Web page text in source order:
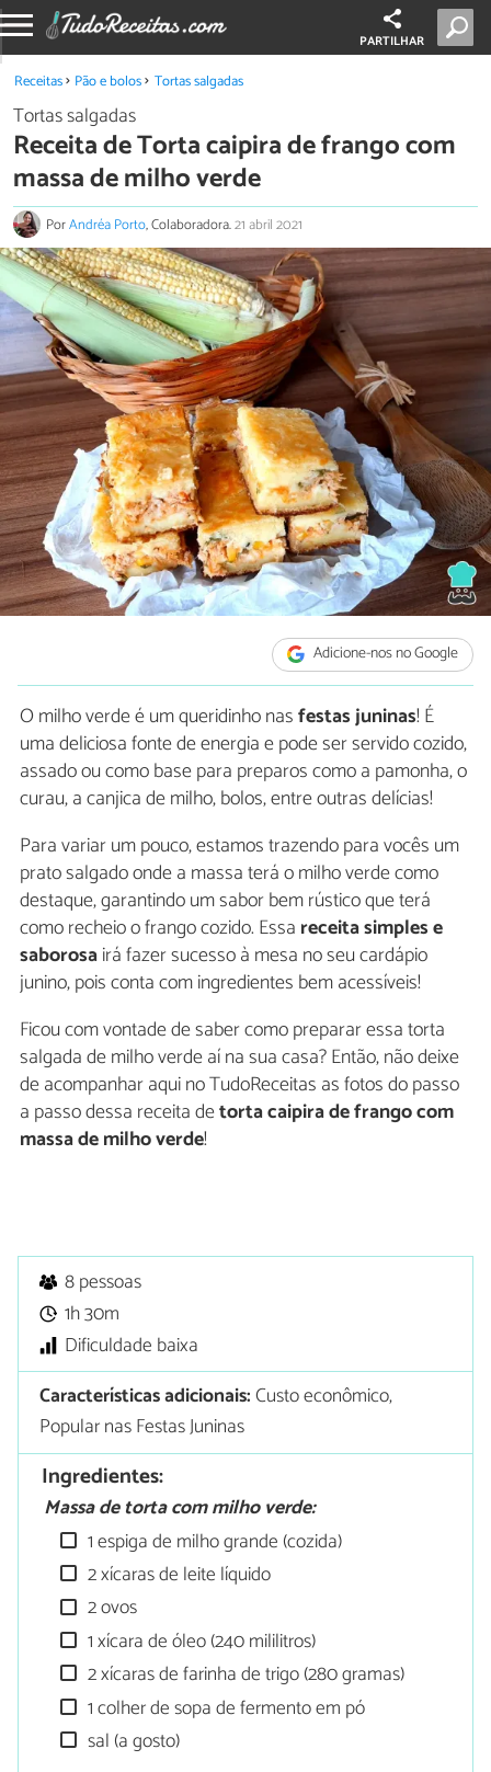
PARTILHAR
Receitas Pão e bolos Tortas salgadas
Tortas salgadas
Receita de Torta caipira de frango com
massa de milho verde
PorAndréa Porto, Colaboradora.21 abril 2021
Adicione-nos no Google
O milho verde é um queridinho nasfestas juninas! É
uma deliciosa fonte de energia e pode ser servido cozido,
assado ou como base para preparos como a pamonha, o
curau, a canjica de milho, bolos, entre outras delícias!
Para variar um pouco, estamos trazendo para vocês um
prato salgado onde a massa terá o milho verde como
destaque, garantindo um sabor bem rústico que terá
como recheio o frango cozido. Essa receita simples e
saborosairá fazer sucesso à mesa no seu cardápio
junino, pois conta com ingredientes bem acessíveis!
Ficou com vontade de saber como preparar essa torta
salgada de milho verde aí na sua casa? Então, não deixe
de acompanhar aqui no TudoReceitas as fotos do passo
a passo dessa receita detorta caipira de frango com
massa de milho verde!
8 pessoas
1h 30m
Dificuldade baixa
Características adicionais:Custo econômico,
Popular nas Festas Juninas
Ingredientes:
Massa de torta com milho verde:
1 espiga de milho grande (cozida)
2 xícaras de leite líquido
2 ovos
1 xícara de óleo (240 mililitros)
2 xícaras de farinha de trigo (280 gramas)
1 colher de sopa de fermento em pó
sal (a gosto)